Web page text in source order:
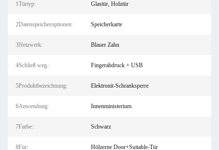
1Türtyp: Glastür, Holztür
2Datenspeicheroptionen: Speicherkarte
3Netzwerk: Blauer Zahn
4Schließ weg.: Fingerabdruck + USB
5Produktbezeichnung: Elektronit-Schranksperre
6Anwendung: Innenministerium
7Farbe: Schwarz
8Für: Hölzerne Door+Suitable-Tür